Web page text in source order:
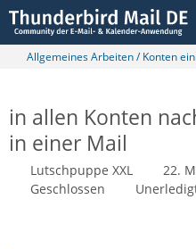
Allgemeines Arbeiten / Konten
in allen Konten
in einer Mail
Lutschpuppe XXL
22.
Geschlossen